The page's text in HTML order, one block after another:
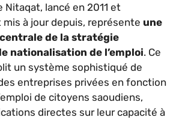
Nitaqat, lancé en 2011 et
à jour depuis, représente une
de la stratégie
nationalisation de l’emploi. Ce
un système sophistiqué de
entreprises privées en fonction
de citoyens saoudiens,
directes sur leur capacité à